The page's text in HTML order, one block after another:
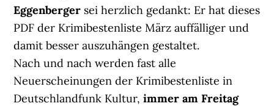
Eggenberger sei herzlich gedankt: Er hat dieses
PDF der Krimibestenliste März auffälliger und
damit besser auszuhängen gestaltet.
Nach und nach werden fast alle
Neuerscheinungen der Krimibestenliste in
Deutschlandfunk Kultur,immer am Freitag